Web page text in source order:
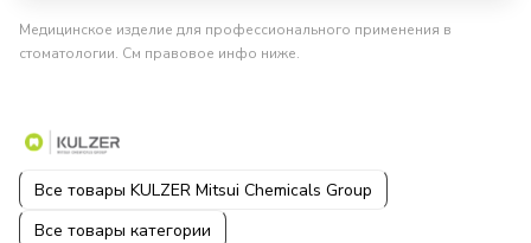
Медицинское изделие для профессионального применения в
стоматологии. См правовое инфо ниже.
Все товары KULZER Mitsui Chemicals Group
Все товары категории